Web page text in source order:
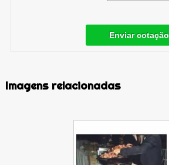
Enviar cotação
Imagens relacionadas